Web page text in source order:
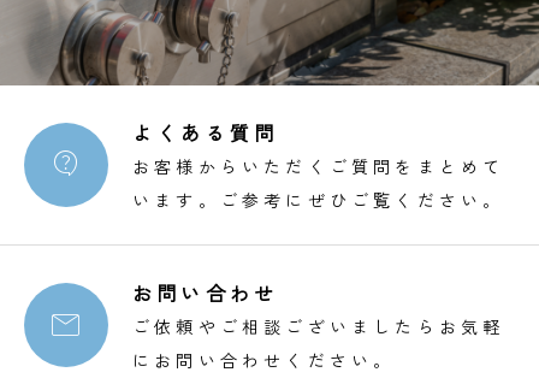

よくある質問
お客様からいただくご質問をまとめて
います。ご参考にぜひご覧ください。

お問い合わせ
ご依頼やご相談ございましたらお気軽
にお問い合わせください。